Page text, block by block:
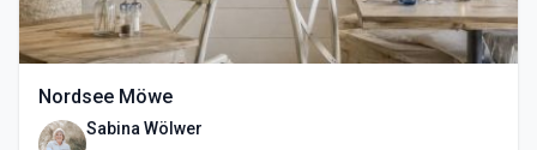
Nordsee Möwe
Sabina Wölwer